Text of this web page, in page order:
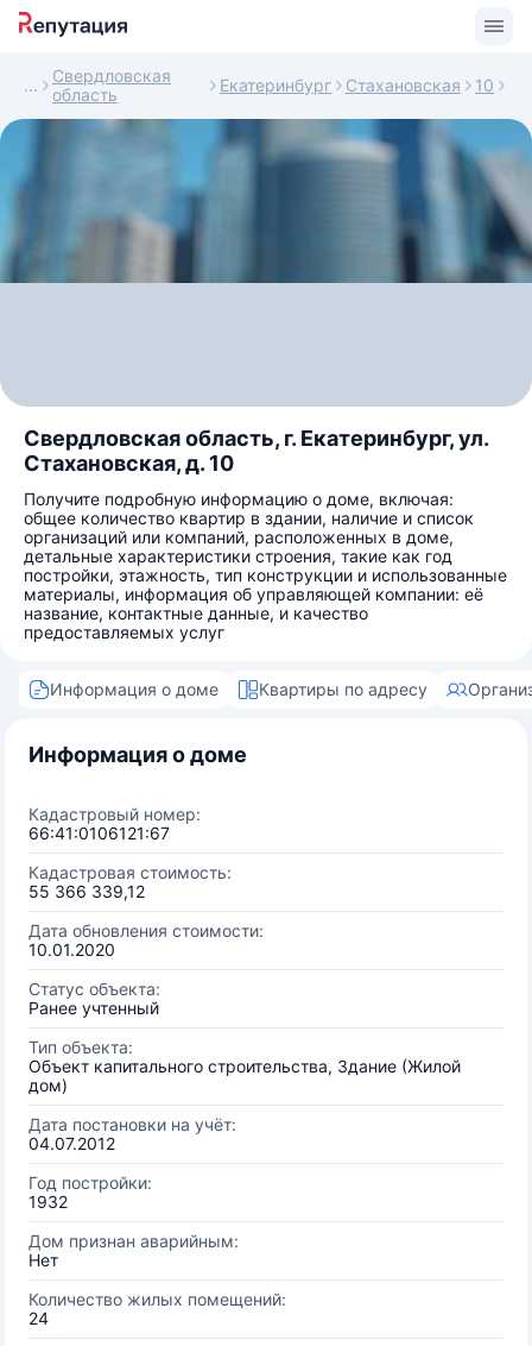
Свердловская
область
Екатеринбург Стахановская 10
Свердловская область, г. Екатеринбург, ул.
Стахановская, д. 10
Получите подробную информацию о доме, включая:
общее количество квартир в здании, наличие и список
организаций или компаний, расположенных в доме,
детальные характеристики строения, такие как год
постройки, этажность, тип конструкции и использованные
материалы, информация об управляющей компании: её
название, контактные данные, и качество
предоставляемых услуг
Информация о доме Квартиры по адресу
Информация о доме
Кадастровый номер:
66:41:0106121:67
Кадастровая стоимость:
55 366 339,12
Дата обновления стоимости:
10.01.2020
Статус объекта:
Ранее учтенный
Тип объекта:
Объект капитального строительства, Здание (Жилой
дом)
Дата постановки на учёт:
04.07.2012
Год постройки:
1932
Дом признан аварийным:
Нет
Количество жилых помещений:
24